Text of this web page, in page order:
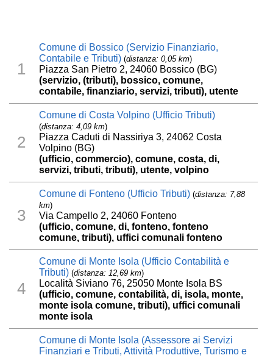
1
Comune di Bossico (Servizio Finanziario,
Contabile e Tributi) (distanza: 0,05 km)
Piazza San Pietro 2, 24060 Bossico (BG)
(servizio, (tributi), bossico, comune,
contabile, finanziario, servizi, tributi), utente
2
Comune di Costa Volpino (Ufficio Tributi)
(distanza: 4,09 km)
Piazza Caduti di Nassiriya 3, 24062 Costa
Volpino (BG)
(ufficio, commercio), comune, costa, di,
servizi, tributi, tributi), utente, volpino
3
Comune di Fonteno (Ufficio Tributi) (distanza: 7,88
km)
Via Campello 2, 24060 Fonteno
(ufficio, comune, di, fonteno, fonteno
comune, tributi), uffici comunali fonteno
4
Comune di Monte Isola (Ufficio Contabilità e
Tributi) (distanza: 12,69 km)
Località Siviano 76, 25050 Monte Isola BS
(ufficio, comune, contabilità, di, isola, monte,
monte isola comune, tributi), uffici comunali
monte isola
Comune di Monte Isola (Assessore ai Servizi
Finanziari e Tributi, Attività Produttive, Turismo e